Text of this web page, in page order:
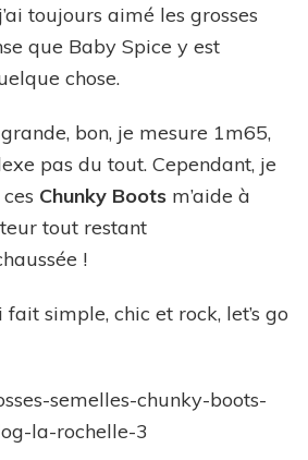
toujours aimé les grosses
que Baby Spice y est
chose.
bon, je mesure 1m65,
pas du tout. Cependant, je
Chunky Boots m’aide à
tout restant
!
fait simple, chic et rock, let’s go